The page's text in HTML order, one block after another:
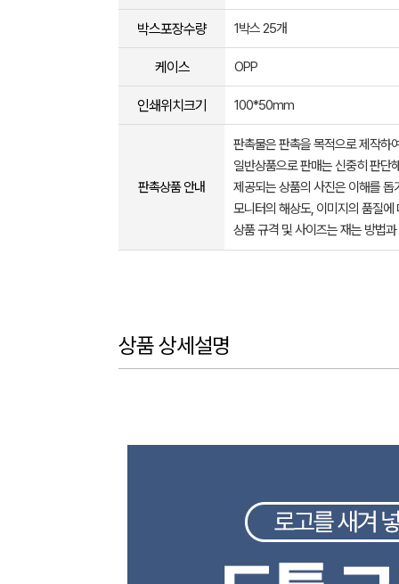
박스포장수량 1박스 25개
케이스 OPP
인쇄위치크기 100*50mm
판촉상품 안내
판촉물은 판촉을 목적으로 제작하
일반상품으로 판매는 신중히 판단
제공되는 상품의 사진은 이해를
모니터의 해상도, 이미지의 품질
상품 규격 및 사이즈는 재는 방법
상품 상세설명